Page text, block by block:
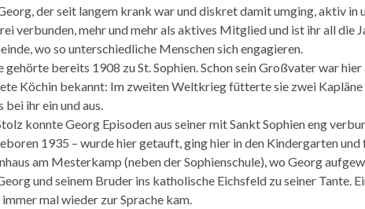
der seit langem krank war und diskret damit umging, aktiv in
verbunden, mehr und mehr als aktives Mitglied und ist ihr all
wo so unterschiedliche Menschen sich engagieren.
gehörte bereits 1908 zu St. Sophien. Schon sein Großvater war
Köchin bekannt: Im zweiten Weltkrieg fütterte sie zwei
bei ihr ein und aus.
konnte Georg Episoden aus seiner mit Sankt Sophien eng
1935 – wurde hier getauft, ging hier in den Kindergarten
am Mesterkamp (neben der Sophienschule), wo Georg
und seinem Bruder ins katholische Eichsfeld zu seiner Tante.
mal wieder zur Sprache kam.